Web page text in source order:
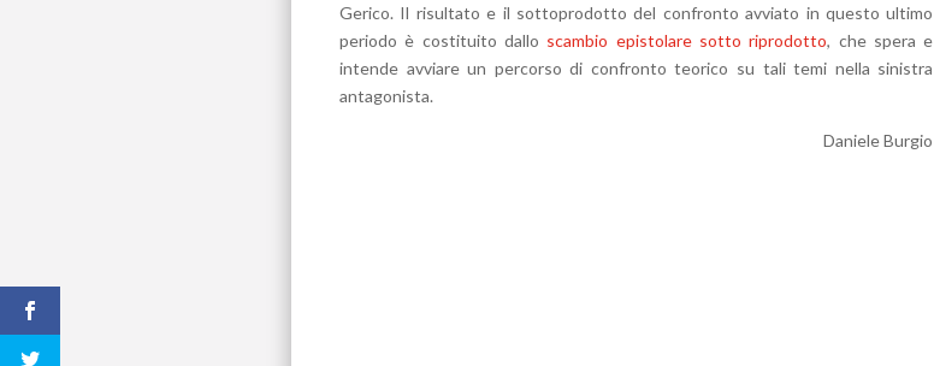
Gerico. Il risultato e il sottoprodotto del confronto avviato in questo ultimo
periodo è costituito dallo scambio epistolare sotto riprodotto, che spera e
intende avviare un percorso di confronto teorico su tali temi nella sinistra
antagonista.
Daniele Burgio